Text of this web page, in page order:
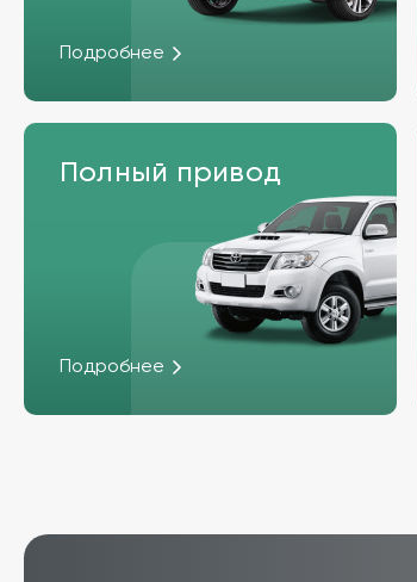
Подробнее
Полный привод
Подробнее